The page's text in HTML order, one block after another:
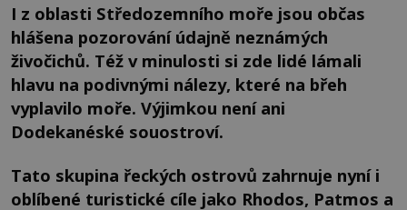
I z oblasti Středozemního moře jsou občas
hlášena pozorování údajně neznámých
živočichů. Též v minulosti si zde lidé lámali
hlavu na podivnými nálezy, které na břeh
vyplavilo moře. Výjimkou není ani
Dodekanéské souostroví.
Tato skupina řeckých ostrovů zahrnuje nyní i
oblíbené turistické cíle jako Rhodos, Patmos a